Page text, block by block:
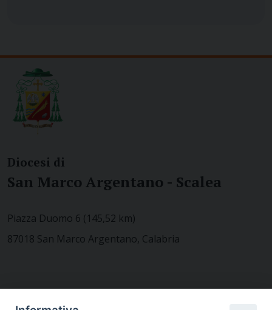
Diocesi di
San Marco Argentano - Scalea
Piazza Duomo 6 (145,52 km)
87018 San Marco Argentano, Calabria